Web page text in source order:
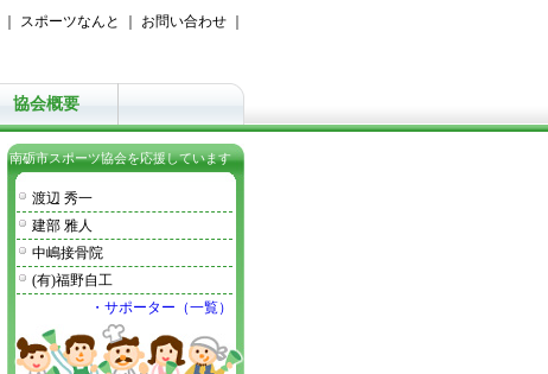
スポーツなんと お問い合わせ
協会概要
南砺市スポーツ協会を応援しています
渡辺 秀一
建部 雅人
中嶋接骨院
(有)福野自工
・サポーター（一覧）